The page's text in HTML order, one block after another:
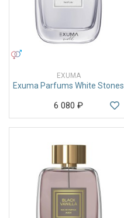
EXUMA
Exuma Parfums White Stones
6 080 ₽